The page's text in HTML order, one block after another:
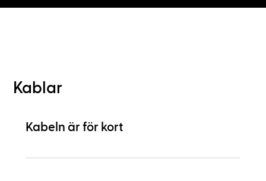
Kablar
Kabeln är för kort